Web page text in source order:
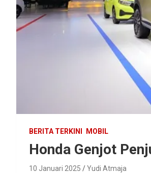
BERITA TERKINI MOBIL
Honda Genjot
10 Januari 2025 Yudi Atmaja